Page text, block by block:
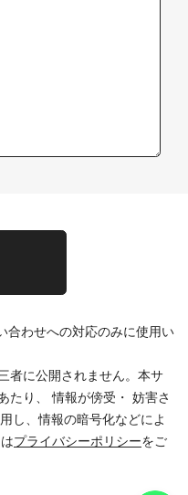
わせへの対応のみに使用い
者に公開されません。本サ
たり、 情報が傍受・ 妨害さ
し、情報の暗号化などによ
プライバシーポリシーをご